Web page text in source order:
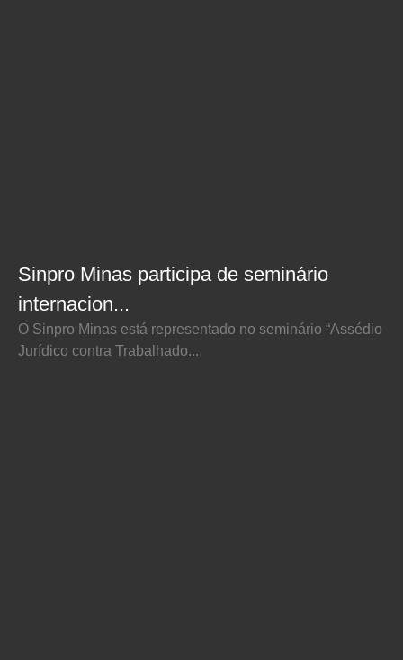
Sinpro Minas participa de seminário
internacion...
O Sinpro Minas está representado no seminário “Assédio
Jurídico contra Trabalhado...